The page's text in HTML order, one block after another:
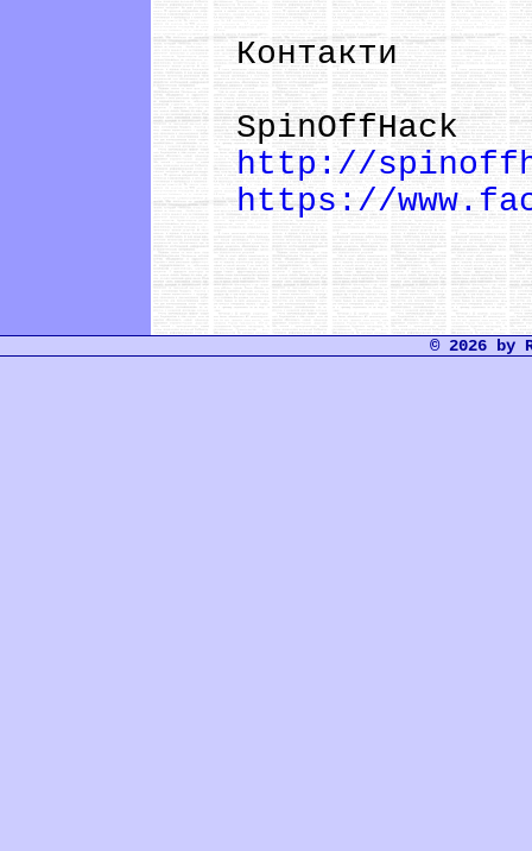
Контакти
SpinOffHack
http://
https://
© 2026 by